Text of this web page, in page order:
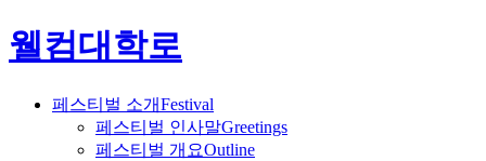
웰컴대학로
페스티벌 소개Festival
페스티벌 인사말Greetings
페스티벌 개요Outline